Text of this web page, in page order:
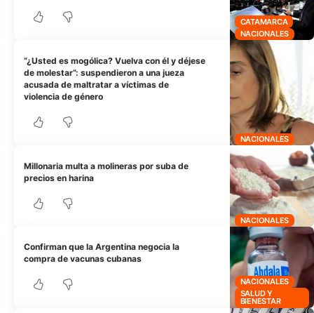
CATAMARCA
NACIONALES
NACIONALES
“¿Usted es mogólica? Vuelva con él y déjese
de molestar”: suspendieron a una jueza
acusada de maltratar a víctimas de
violencia de género
NACIONALES
Millonaria multa a molineras por suba de
precios en harina
NACIONALES
SALUD Y
BIENESTAR
Confirman que la Argentina negocia la
compra de vacunas cubanas